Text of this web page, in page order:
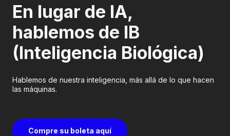
En lugar de IA,
hablemos de IB
(Inteligencia Biológica)
Hablemos de nuestra inteligencia, más allá de lo que hacen
las máquinas.
Compre su boleta aquí